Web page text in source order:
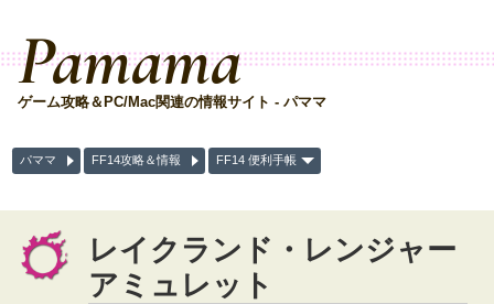
Pamama
ゲーム攻略＆PC/Mac関連の情報サイト - パママ
パママ FF14攻略＆情報 FF14 便利手帳
レイクランド・レンジャー
アミュレット